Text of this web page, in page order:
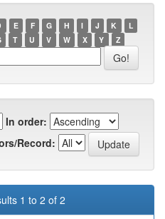
E F G H I J K
L
T U V W X Y Z
In order:
Record:
1 to 2 of 2